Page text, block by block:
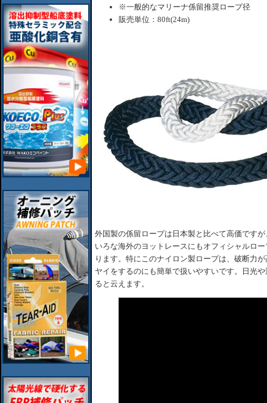
※一般的なマリーナ係留推奨ロープ径
販売単位：80ft(24m)
外国製の係留ロープは日本製と比べて高価です
いろな海外のヨットレースにもオフィシャルロ
ります。特にこのナイロン製ロープは、破断力
ヤイをするのにも簡単で扱いやすいです。日光
ると云えます。